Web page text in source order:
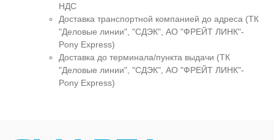
НДС
Доставка транспортной компанией до адреса (ТК
"Деловые линии", "СДЭК", АО "ФРЕЙТ ЛИНК"-
Pony Express)
Доставка до терминала/пункта выдачи (ТК
"Деловые линии", "СДЭК", АО "ФРЕЙТ ЛИНК"-
Pony Express)